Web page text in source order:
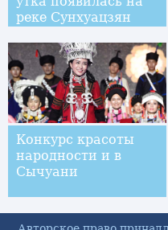
реке Сунхуацзян
Конкурс красоты
народности и в
Сычуани